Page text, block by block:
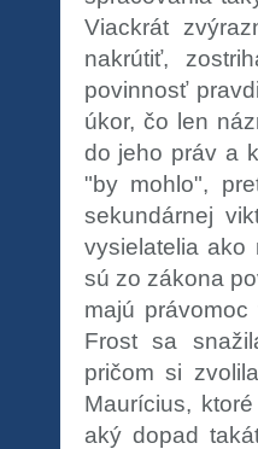
Viackrát
nakrútiť,
povinnosť
úkor, čo len
do jeho práv a
"by mohlo",
sekundárnej
vysielatelia ako
sú zo zákona
majú
Frost sa
pričom si
Maurícius,
aký dopad